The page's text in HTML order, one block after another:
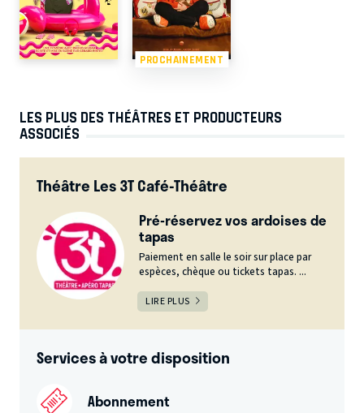
PROCHAINEMENT
LES PLUS DES THÉÂTRES ET PRODUCTEURS
ASSOCIÉS
Théâtre Les 3T Café-Théâtre
Pré-réservez vos ardoises de
tapas
Paiement en salle le soir sur place par
espèces, chèque ou tickets tapas. ...
LIRE PLUS
Services à votre disposition
Abonnement